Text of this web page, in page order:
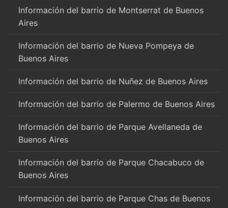
Información del barrio de Montserrat de Buenos
Aires
Información del barrio de Nueva Pompeya de
Buenos Aires
Información del barrio de Nuñez de Buenos Aires
Información del barrio de Palermo de Buenos Aires
Información del barrio de Parque Avellaneda de
Buenos Aires
Información del barrio de Parque Chacabuco de
Buenos Aires
Información del barrio de Parque Chas de Buenos